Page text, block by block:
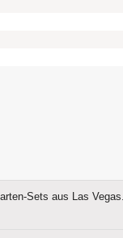
Sets aus Las Vegas.